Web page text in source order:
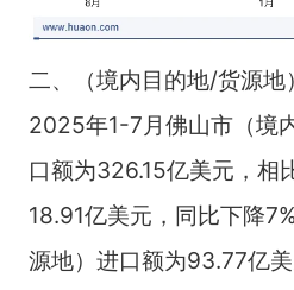
二、（境内目的地/货源地
2025年1-7月佛山市（境
口额为326.15亿美元，相
18.91亿美元，同比下降
源地）进口额为93.77亿